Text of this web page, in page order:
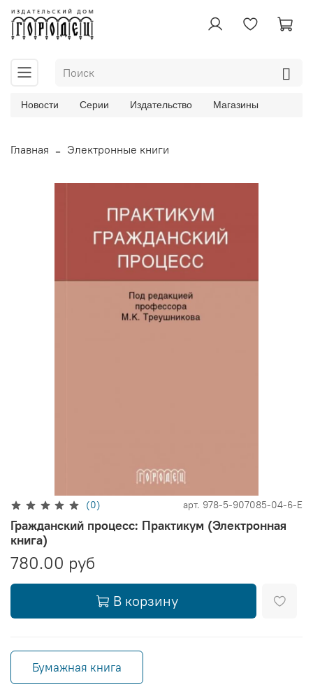
Новости Серии Издательство Магазины
Главная Электронные книги
(0) арт. 978-5-907085-04-6-E
Гражданский процесс: Практикум (Электронная
книга)
780.00 руб
В корзину
Бумажная книга